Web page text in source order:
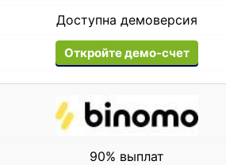
Доступна демоверсия
Откройте демо-счет
90% выплат